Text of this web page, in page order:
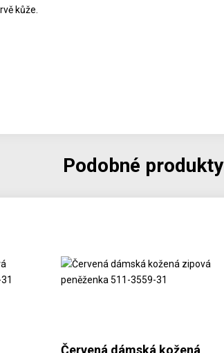
kůže.
Podobné produkty
Červená dámská kožená